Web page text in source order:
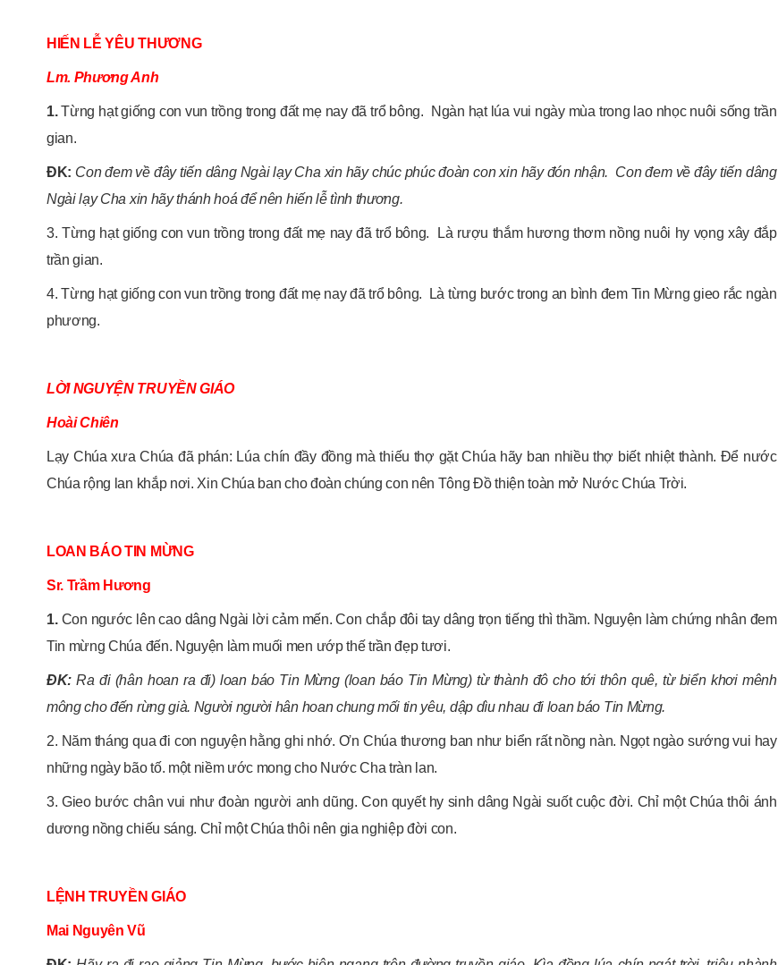
HIẾN LỄ YÊU THƯƠNG
Lm. Phương Anh
1.Từng hạt giống con vun trồng trong đất mẹ nay đã trổ bông. Ngàn hạt lúa vui ngày mùa trong lao nhọc nuôi sống trần
gian.
ĐK: Con đem về đây tiến dâng Ngài lạy Cha xin hãy chúc phúc đoàn con xin hãy đón nhận. Con đem về đây tiến dâng
Ngài lạy Cha xin hãy thánh hoá để nên hiến lễ tình thương.
3. Từng hạt giống con vun trồng trong đất mẹ nay đã trổ bông. Là rượu thắm hương thơm nồng nuôi hy vọng xây đắp
trần gian.
4. Từng hạt giống con vun trồng trong đất mẹ nay đã trổ bông. Là từng bước trong an bình đem Tin Mừng gieo rắc ngàn
phương.
LỜI NGUYỆN TRUYỀN GIÁO
Hoài Chiên
Lạy Chúa xưa Chúa đã phán: Lúa chín đầy đồng mà thiếu thợ gặt Chúa hãy ban nhiều thợ biết nhiệt thành. Để nước
Chúa rộng lan khắp nơi. Xin Chúa ban cho đoàn chúng con nên Tông Đồ thiện toàn mở Nước Chúa Trời.
LOAN BÁO TIN MỪNG
Sr. Trầm Hương
1. Con ngước lên cao dâng Ngài lời cảm mến. Con chắp đôi tay dâng trọn tiếng thì thầm. Nguyện làm chứng nhân đem
Tin mừng Chúa đến. Nguyện làm muối men ướp thế trần đẹp tươi.
ĐK: Ra đi (hân hoan ra đi) loan báo Tin Mừng (loan báo Tin Mừng) từ thành đô cho tới thôn quê, từ biển khơi mênh
mông cho đến rừng già. Người người hân hoan chung mối tin yêu, dập dìu nhau đi loan báo Tin Mừng.
2. Năm tháng qua đi con nguyện hằng ghi nhớ. Ơn Chúa thương ban như biển rất nồng nàn. Ngọt ngào sướng vui hay
những ngày bão tố. một niềm ước mong cho Nước Cha tràn lan.
3. Gieo bước chân vui như đoàn người anh dũng. Con quyết hy sinh dâng Ngài suốt cuộc đời. Chỉ một Chúa thôi ánh
dương nồng chiếu sáng. Chỉ một Chúa thôi nên gia nghiệp đời con.
LỆNH TRUYỀN GIÁO
Mai Nguyên Vũ